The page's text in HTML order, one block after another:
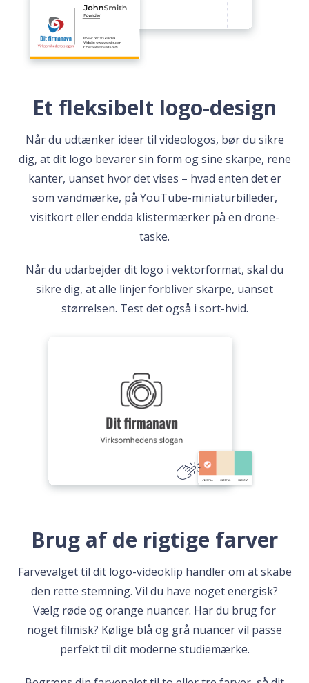
Et fleksibelt logo-design
Når du udtænker ideer til videologos, bør du sikre
dig, at dit logo bevarer sin form og sine skarpe, rene
kanter, uanset hvor det vises – hvad enten det er
som vandmærke, på YouTube-miniaturbilleder,
visitkort eller endda klistermærker på en drone-
taske.
Når du udarbejder dit logo i vektorformat, skal du
sikre dig, at alle linjer forbliver skarpe, uanset
størrelsen. Test det også i sort-hvid.
Brug af de rigtige farver
Farvevalget til dit logo-videoklip handler om at skabe
den rette stemning. Vil du have noget energisk?
Vælg røde og orange nuancer. Har du brug for
noget filmisk? Kølige blå og grå nuancer vil passe
perfekt til dit moderne studiemærke.